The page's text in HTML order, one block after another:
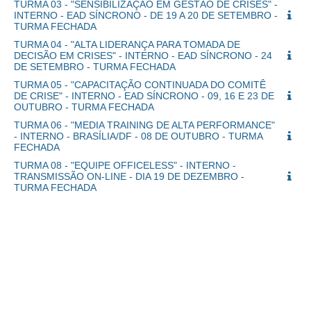
TURMA 03 - "SENSIBILIZAÇÃO EM GESTÃO DE CRISES" -
INTERNO - EAD SÍNCRONO - DE 19 A 20 DE SETEMBRO -
TURMA FECHADA
TURMA 04 - "ALTA LIDERANÇA PARA TOMADA DE
DECISÃO EM CRISES" - INTERNO - EAD SÍNCRONO - 24
DE SETEMBRO - TURMA FECHADA
TURMA 05 - "CAPACITAÇÃO CONTINUADA DO COMITÊ
DE CRISE" - INTERNO - EAD SÍNCRONO - 09, 16 E 23 DE
OUTUBRO - TURMA FECHADA
TURMA 06 - "MEDIA TRAINING DE ALTA PERFORMANCE"
- INTERNO - BRASÍLIA/DF - 08 DE OUTUBRO - TURMA
FECHADA
TURMA 08 - "EQUIPE OFFICELESS" - INTERNO -
TRANSMISSÃO ON-LINE - DIA 19 DE DEZEMBRO -
TURMA FECHADA